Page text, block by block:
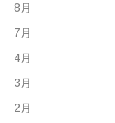
8月
7月
4月
3月
2月